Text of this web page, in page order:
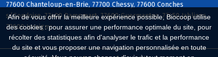
Afin de vous offrir la meilleure expérience possible, Biocoop utilise
des cookies : pour assurer une performance optimale du site, pour
récolter des statistiques afin d'analyser le trafic et la performance
du site et vous proposer une navigation personnalisée en toute
77600 Chanteloup-en-Brie, 77700 Chessy, 77600 Conches
s/Gondoire, 77400 Dampmart, 77600 Guermantes, 77450 Jablines,
77600 Jossigny